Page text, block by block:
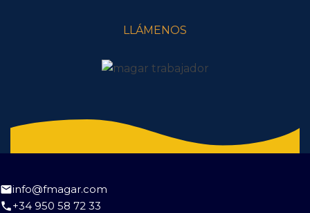
LLÁMENOS
info@fmagar.com
+34 950 58 72 33